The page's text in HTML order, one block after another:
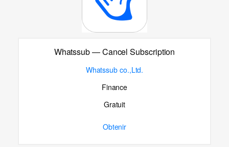
Whatssub — Cancel Subscription
Whatssub co.,Ltd.
Finance
Gratuit
Obtenir